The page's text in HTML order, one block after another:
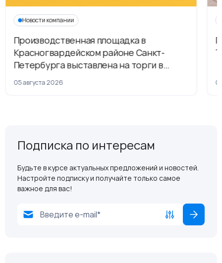
Новости компании
Производственная площадка в
Красногвардейском районе Санкт-
Петербурга выставлена на торги в
рамках приватизации
05 августа 2026
Подписка по интересам
Будьте в курсе актуальных предложений и новостей.
Настройте подписку и получайте только самое
важное для вас!